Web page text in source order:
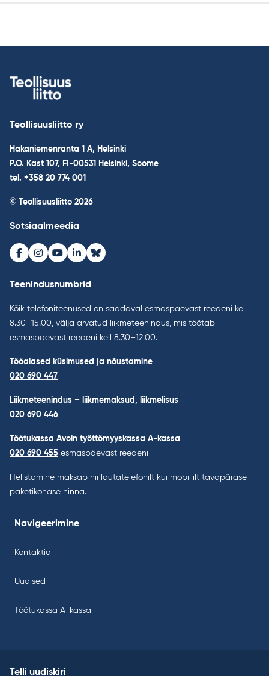
Teollisuusliitto ry
Hakaniemenranta 1 A, Helsinki
P.O. Kast 107, FI-00531 Helsinki, Soome
tel. +358 20 774 001
© Teollisuusliitto 2026
Sotsiaalmeedia
Facebook
Instagram
Youtube
LinkedInBluesky
Teenindusnumbrid
Kõik telefoniteenused on saadaval esmaspäevast reedeni kell
8.30–15.00, välja arvatud liikmeteenindus, mis töötab
esmaspäevast reedeni kell 8.30–12.00.
Tööalased küsimused ja nõustamine
020 690 447
Liikmeteenindus – liikmemaksud, liikmelisus
020 690 446
Töötukassa Avoin työttömyyskassa A-kassa
020 690 455 esmaspäevast reedeni
Helistamine maksab nii lautatelefonilt kui mobiililt tavapärase
paketikohase hinna.
Navigeerimine
Kontaktid
Uudised
Töötukassa A-kassa
Telli uudiskiri